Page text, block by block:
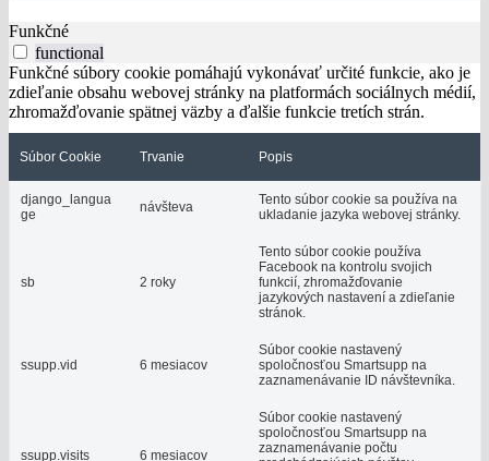
Funkčné
functional
Funkčné súbory cookie pomáhajú vykonávať určité funkcie, ako je
zdieľanie obsahu webovej stránky na platformách sociálnych médií,
zhromažďovanie spätnej väzby a ďalšie funkcie tretích strán.
Súbor Cookie Trvanie Popis
django_langua
ge
návšteva
Tento súbor cookie sa používa na
ukladanie jazyka webovej stránky.
sb 2 roky
Tento súbor cookie používa
Facebook na kontrolu svojich
funkcií, zhromažďovanie
jazykových nastavení a zdieľanie
stránok.
ssupp.vid 6 mesiacov
Súbor cookie nastavený
spoločnosťou Smartsupp na
zaznamenávanie ID návštevníka.
ssupp.visits 6 mesiacov
Súbor cookie nastavený
spoločnosťou Smartsupp na
zaznamenávanie počtu